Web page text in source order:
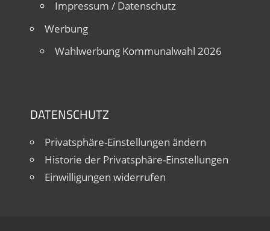
Impressum / Datenschutz
Werbung
Wahlwerbung Kommunalwahl 2026
DATENSCHUTZ
Privatsphäre-Einstellungen ändern
Historie der Privatsphäre-Einstellungen
Einwilligungen widerrufen